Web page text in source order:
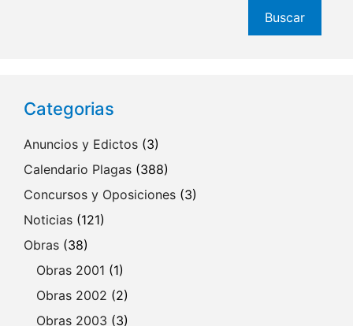
Buscar
Categorias
Anuncios y Edictos (3)
Calendario Plagas (388)
Concursos y Oposiciones (3)
Noticias (121)
Obras (38)
Obras 2001 (1)
Obras 2002 (2)
Obras 2003 (3)